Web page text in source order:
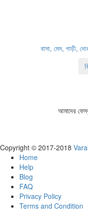
বাসা, মেস, গাড়ী,
আমাদের
Copyright © 2017-2018
Home
Help
Blog
FAQ
Privacy Policy
Terms and Condition